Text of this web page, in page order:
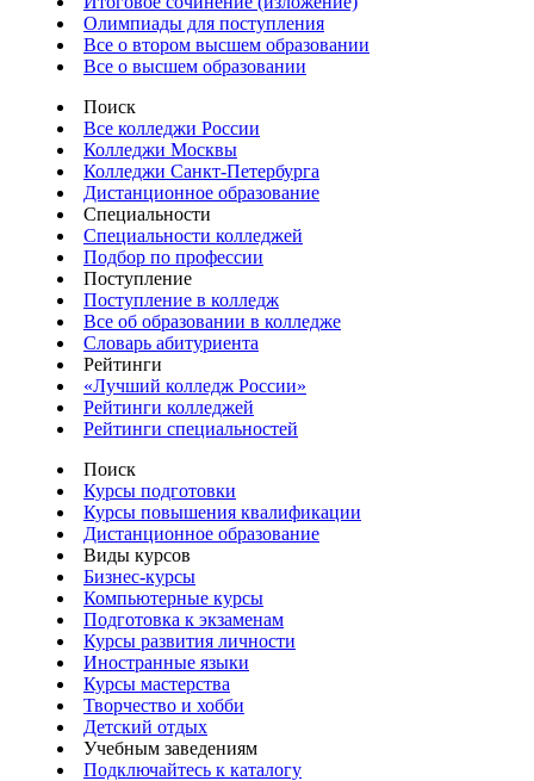
Олимпиады для поступления
Все о втором высшем образовании
Все о высшем образовании
Поиск
Все колледжи России
Колледжи Москвы
Колледжи Санкт-Петербурга
Дистанционное образование
Специальности
Специальности колледжей
Подбор по профессии
Поступление
Поступление в колледж
Все об образовании в колледже
Словарь абитуриента
Рейтинги
«Лучший колледж России»
Рейтинги колледжей
Рейтинги специальностей
Поиск
Курсы подготовки
Курсы повышения квалификации
Дистанционное образование
Виды курсов
Бизнес-курсы
Компьютерные курсы
Подготовка к экзаменам
Курсы развития личности
Иностранные языки
Курсы мастерства
Творчество и хобби
Детский отдых
Учебным заведениям
Подключайтесь к каталогу